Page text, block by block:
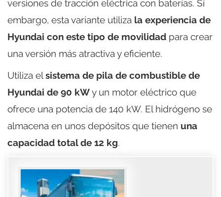
versiones de tracción eléctrica con baterías. Si
embargo, esta variante utiliza la experiencia de
Hyundai con este tipo de movilidad para crear
una versión más atractiva y eficiente.
Utiliza elsistema de pila de combustible de
Hyundai de 90 kWy un motor eléctrico que
ofrece una potencia de 140 kW. El hidrógeno se
almacena en unos depósitos que tienen una
capacidad total de 12 kg.